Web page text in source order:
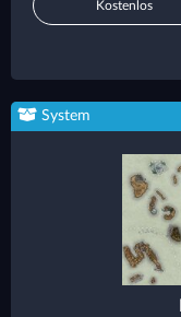
Kostenlos
System